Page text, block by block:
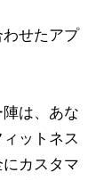
せたアプ
は、あな
ットネス
カスタマ